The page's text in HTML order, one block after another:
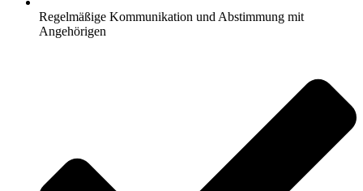
Regelmäßige Kommunikation und Abstimmung mit
Angehörigen